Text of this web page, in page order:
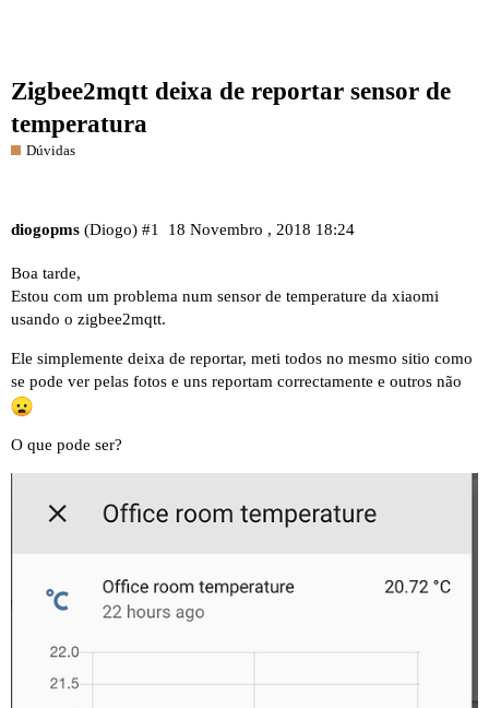
Zigbee2mqtt deixa de reportar sensor de
temperatura
Dúvidas
diogopms (Diogo) 18 Novembro , 2018 18:24
#1
Boa tarde,
Estou com um problema num sensor de temperature da xiaomi
usando o zigbee2mqtt.
Ele simplemente deixa de reportar, meti todos no mesmo sitio como
se pode ver pelas fotos e uns reportam correctamente e outros não
O que pode ser?